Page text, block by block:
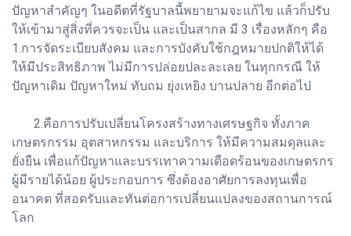
ปัญหาสำคัญๆ ในอดีตที่รัฐบาลนี้พยายามจะแก้ไข แล้วก็ปรับ
ให้เข้ามาสู่สิ่งที่ควรจะเป็น และเป็นสากล มี 3 เรื่องหลักๆ คือ
1.การจัดระเบียบสังคม และการบังคับใช้กฎหมายปกติให้ได้
ให้มีประสิทธิภาพ ไม่มีการปล่อยปละละเลย ในทุกกรณี ให้
ปัญหาเดิม ปัญหาใหม่ ทับถม ยุ่งเหยิง บานปลาย อีกต่อไป
2.คือการปรับเปลี่ยนโครงสร้างทางเศรษฐกิจ ทั้งภาค
เกษตรกรรม อุตสาหกรรม และบริการ ให้มีความสมดุลและ
ยั่งยืน เพื่อแก้ปัญหาและบรรเทาความเดือดร้อนของเกษตรกร
ผู้มีรายได้น้อย ผู้ประกอบการ ซึ่งต้องอาศัยการลงทุนเพื่อ
อนาคต ที่สอดรับและทันต่อการเปลี่ยนแปลงของสถานการณ์
โลก